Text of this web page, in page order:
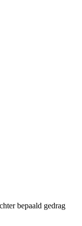
bepaald gedrag